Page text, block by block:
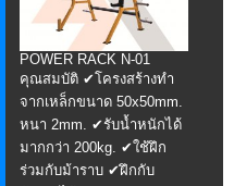
POWER RACK N-01
คุณสมบัติ ✔โครงสร้างทำ
จากเหล็กขนาด 50x50mm.
หนา 2mm. ✔รับน้ำหนักได้
มากกว่า 200kg. ✔ใช้ฝึก
ร่วมกับม้าราบ ✔ฝึกกับ